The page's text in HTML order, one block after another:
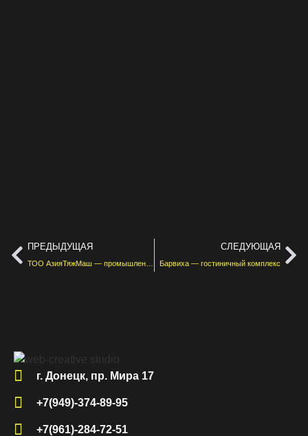
ПРЕДЫДУЩАЯ СЛЕДУЮЩАЯ
Барвиха — гостиничный комплекс
г. Донецк, пр. Мира 17
+7(949)-374-89-95
+7(961)-284-72-51